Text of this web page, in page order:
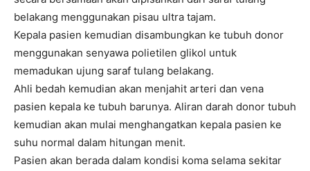
belakang menggunakan pisau ultra tajam.
Kepala pasien kemudian disambungkan ke tubuh donor
menggunakan senyawa polietilen glikol untuk
memadukan ujung saraf tulang belakang.
Ahli bedah kemudian akan menjahit arteri dan vena
pasien kepala ke tubuh barunya. Aliran darah donor tubuh
kemudian akan mulai menghangatkan kepala pasien ke
suhu normal dalam hitungan menit.
Pasien akan berada dalam kondisi koma selama sekitar